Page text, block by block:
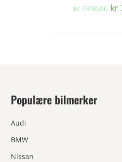
kr2390,00 kr
Populære bilmerker
Audi
BMW
Nissan